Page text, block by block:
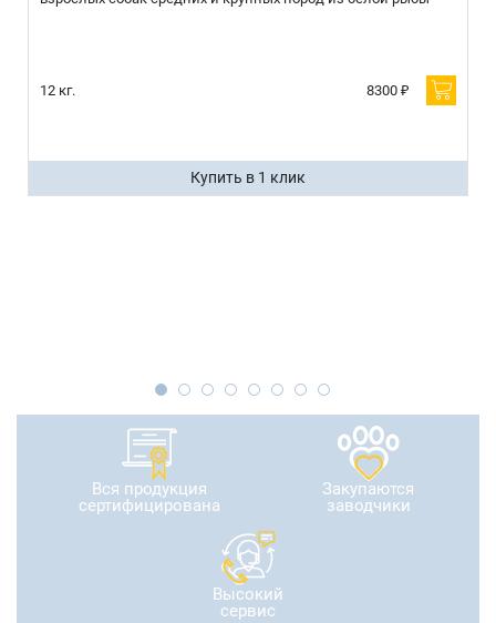
12 кг. 8300 ₽
Купить в 1 клик
Вся продукция
сертифицирована
Закупаются
заводчики
Высокий
сервис